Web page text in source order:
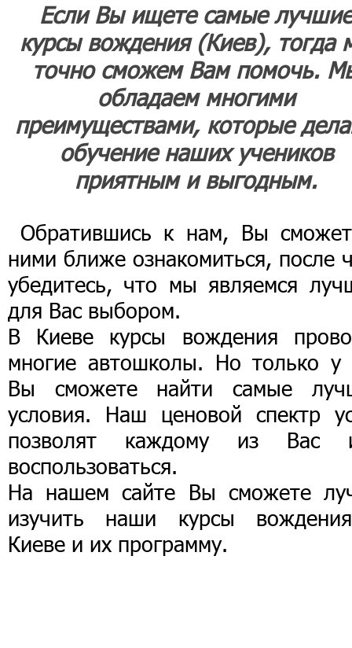
Если Вы ищете самые
курсы вождения (Киев), тогда
точно сможем Вам помочь.
обладаем многими
преимуществами, которые
обучение наших учеников
приятным и выгодным.
Обратившись к нам, Вы
ними ближе ознакомиться, после
убедитесь, что мы являемся
для Вас выбором.
В Киеве курсы вождения
многие автошколы. Но только у
Вы сможете найти самые
условия. Наш ценовой спектр
позволят каждому из Вас
воспользоваться.
На нашем сайте Вы сможете
изучить наши курсы
Киеве и их программу.